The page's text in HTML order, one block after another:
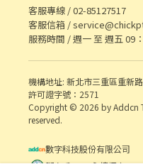
客服專線 /02-85127517
客服信箱 /
服務時間 / 週一 至 週五 09
機構地址: 新北市三重區重新
許可證字號：2571
Copyright © 2026 by Addcn
reserved.
數字科技股份有限公司